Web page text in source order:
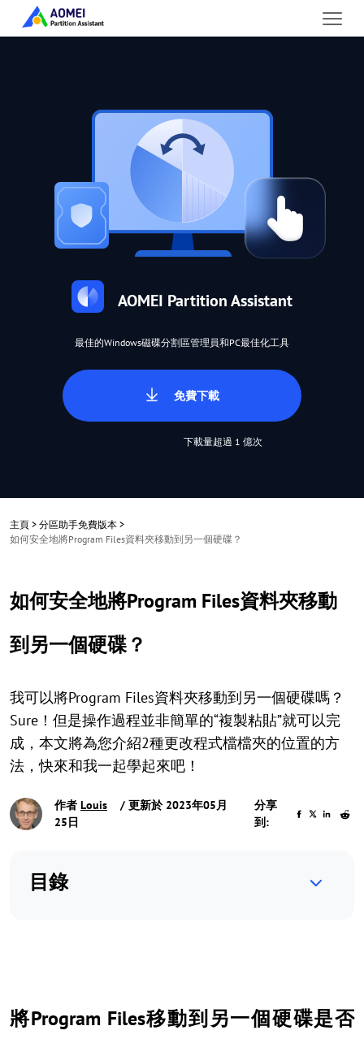
AOMEI Partition Assistant
最佳的Windows磁碟分割區管理員和PC最佳化工具
免費下載
下載量超過 1 億次
主頁 > 分區助手免費版本 >
如何安全地將Program Files資料夾移動到另一個硬碟？
如何安全地將Program Files資料夾移動
到另一個硬碟？
我可以將Program Files資料夾移動到另一個硬碟嗎？
Sure！但是操作過程並非簡單的“複製粘貼”就可以完
成，本文將為您介紹2種更改程式檔檔夾的位置的方
法，快來和我一起學起來吧！
作者 Louis
/ 更新於 2023年05月
25日
分享
到:
目錄
將Program Files移動到另一個硬碟是否